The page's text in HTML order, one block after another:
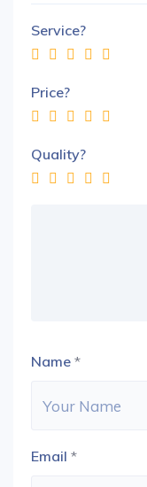
Service?
Price?
Quality?
Name *
Email *